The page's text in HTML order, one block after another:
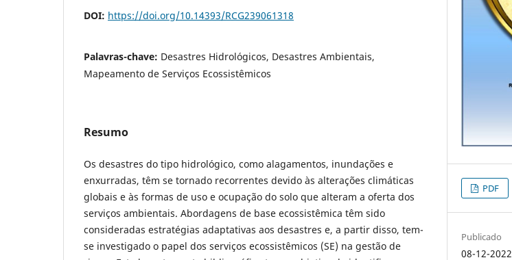
DOI: https://doi.org/10.14393/RCG239061318
Palavras-chave: Desastres Hidrológicos, Desastres Ambientais,
Mapeamento de Serviços Ecossistêmicos
Resumo
Os desastres do tipo hidrológico, como alagamentos, inundações e
enxurradas, têm se tornado recorrentes devido às alterações climáticas
globais e às formas de uso e ocupação do solo que alteram a oferta dos
serviços ambientais. Abordagens de base ecossistêmica têm sido
consideradas estratégias adaptativas aos desastres e, a partir disso, tem-
se investigado o papel dos serviços ecossistêmicos (SE) na gestão de
PDF
Publicado
08-12-2022